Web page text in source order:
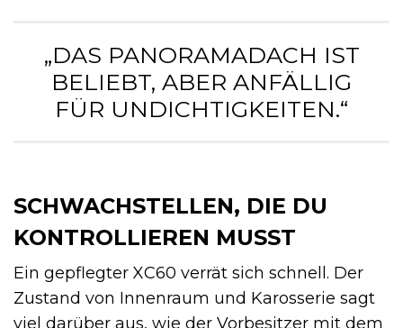
„DAS PANORAMADACH IST
BELIEBT, ABER ANFÄLLIG
FÜR UNDICHTIGKEITEN.“
SCHWACHSTELLEN, DIE DU
KONTROLLIEREN MUSST
Ein gepflegter XC60 verrät sich schnell. Der
Zustand von Innenraum und Karosserie sagt
viel darüber aus, wie der Vorbesitzer mit dem